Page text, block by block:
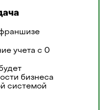
учета с 0
бизнеса
системой